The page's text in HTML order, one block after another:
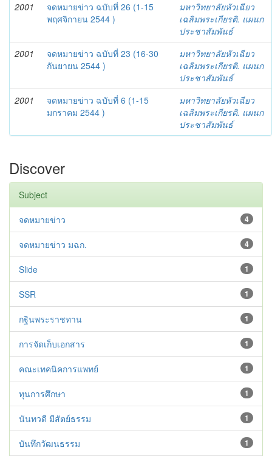
2001
จดหมายข่าว ฉบับที่ 26 (1-15
พฤศจิกายน 2544 )
มหาวิทยาลัยหัวเฉียว
เฉลิมพระเกียรติ. แผนก
ประชาสัมพันธ์
2001
จดหมายข่าว ฉบับที่ 23 (16-30
กันยายน 2544 )
มหาวิทยาลัยหัวเฉียว
เฉลิมพระเกียรติ. แผนก
ประชาสัมพันธ์
2001
จดหมายข่าว ฉบับที่ 6 (1-15
มกราคม 2544 )
มหาวิทยาลัยหัวเฉียว
เฉลิมพระเกียรติ. แผนก
ประชาสัมพันธ์
Discover
Subject
4
จดหมายข่าว
4
จดหมายข่าว มฉก.
1
Slide
1
SSR
1
กฐินพระราชทาน
1
การจัดเก็บเอกสาร
1
คณะเทคนิคการแพทย์
1
ทุนการศึกษา
1
นันทวดี มีสัตย์ธรรม
1
บันทึกวัฒนธรรม